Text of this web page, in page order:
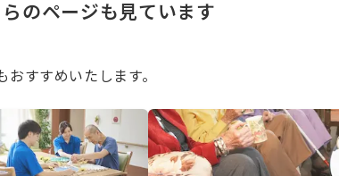
のページも見ています
すすめいたします。